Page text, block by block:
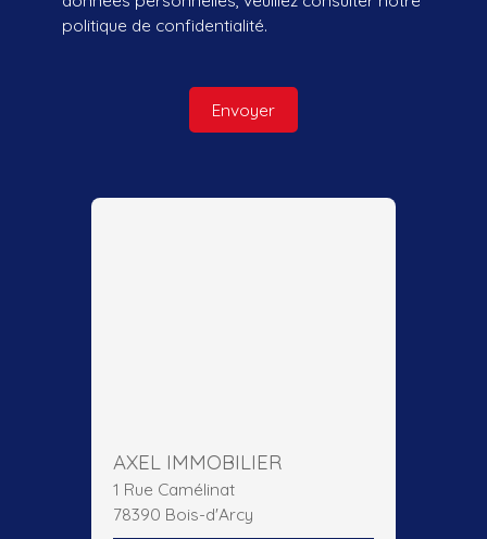
politique de confidentialité.
Envoyer
AXEL IMMOBILIER
1 Rue Camélinat
78390 Bois-d'Arcy